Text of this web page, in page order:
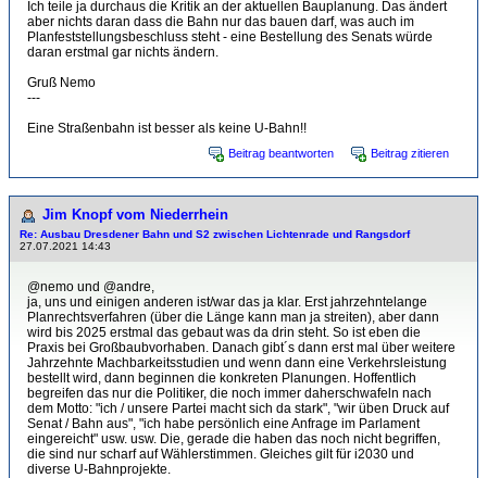
Ich teile ja durchaus die Kritik an der aktuellen Bauplanung. Das ändert
aber nichts daran dass die Bahn nur das bauen darf, was auch im
Planfeststellungsbeschluss steht - eine Bestellung des Senats würde
daran erstmal gar nichts ändern.
Gruß Nemo
---
Eine Straßenbahn ist besser als keine U-Bahn!!
Beitrag beantworten Beitrag zitieren
Jim Knopf vom Niederrhein
Re: Ausbau Dresdener Bahn und S2 zwischen Lichtenrade und Rangsdorf
27.07.2021 14:43
@nemo und @andre,
ja, uns und einigen anderen ist/war das ja klar. Erst jahrzehntelange
Planrechtsverfahren (über die Länge kann man ja streiten), aber dann
wird bis 2025 erstmal das gebaut was da drin steht. So ist eben die
Praxis bei Großbaubvorhaben. Danach gibt´s dann erst mal über weitere
Jahrzehnte Machbarkeitsstudien und wenn dann eine Verkehrsleistung
bestellt wird, dann beginnen die konkreten Planungen. Hoffentlich
begreifen das nur die Politiker, die noch immer daherschwafeln nach
dem Motto: "ich / unsere Partei macht sich da stark", "wir üben Druck auf
Senat / Bahn aus", "ich habe persönlich eine Anfrage im Parlament
eingereicht" usw. usw. Die, gerade die haben das noch nicht begriffen,
die sind nur scharf auf Wählerstimmen. Gleiches gilt für i2030 und
diverse U-Bahnprojekte.